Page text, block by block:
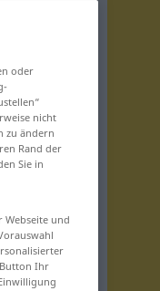
oder
nicht
zu ändern
Rand der
Sie in
und
Ihr